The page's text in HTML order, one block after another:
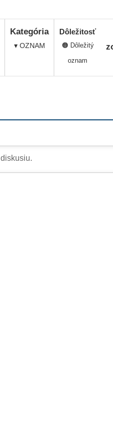
Kategória
▾ OZNAM
Dôležitosť
🟠 Dôležitý
oznam